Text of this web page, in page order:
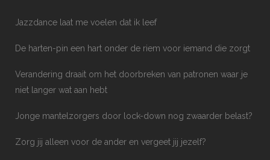
Jazzdance laat me voelen dat ik leef
De harten-pin een hart onder de riem voor iemand die zorgt
Verandering draait om het doorbreken van patronen waar je
niet langer wat aan hebt
Jonge mantelzorgers door lock-down nog zwaarder belast?
Zorg jij alleen voor de ander en vergeet jij jezelf?